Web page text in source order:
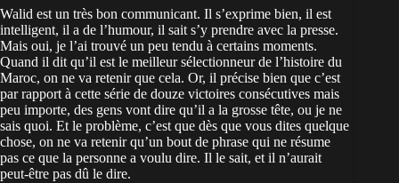
Walid est un très bon communicant. Il s’exprime bien, il est
intelligent, il a de l’humour, il sait s’y prendre avec la presse.
Mais oui, je l’ai trouvé un peu tendu à certains moments.
Quand il dit qu’il est le meilleur sélectionneur de l’histoire du
Maroc, on ne va retenir que cela. Or, il précise bien que c’est
par rapport à cette série de douze victoires consécutives mais
peu importe, des gens vont dire qu’il a la grosse tête, ou je ne
sais quoi. Et le problème, c’est que dès que vous dites quelque
chose, on ne va retenir qu’un bout de phrase qui ne résume
pas ce que la personne a voulu dire. Il le sait, et il n’aurait
peut-être pas dû le dire.